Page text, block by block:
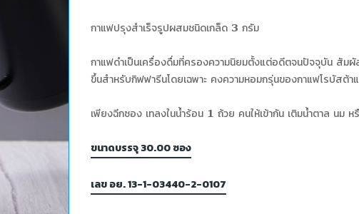
กาแฟปรุงสำเร็จรูปผสมชนิดเกล็ด 3 กรัม
กาแฟดำเป็นเครื่องดื่มที่ครองความนิยมตั้งแต่อดีตจนปัจจุบัน สัม
ขึ้นสำหรับกิฟฟารีนโดยเฉพาะ คงความหอมกรุ่นของกาแฟโรบัสต้า
เพียงฉีกซอง เทลงในนํ้าร้อน 1 ถ้วย คนให้เข้ากัน เติมนํ้าตาล นม
ขนาดบรรจุ 30.00 ซอง
เลข อย. 13-1-03440-2-0107